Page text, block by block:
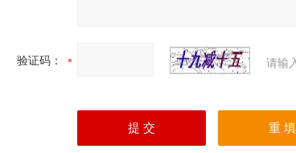
验证码： 请输